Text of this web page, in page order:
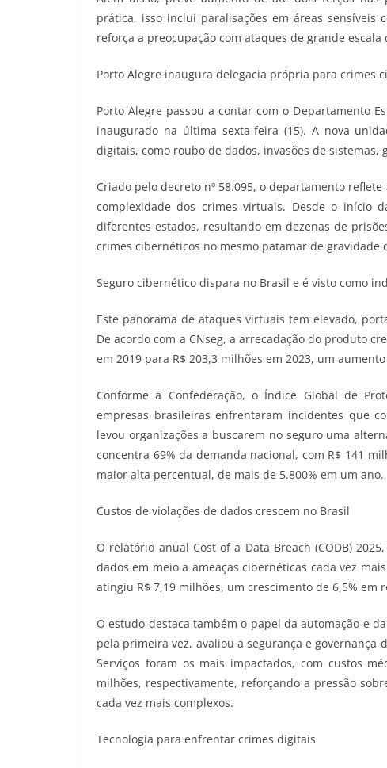
prática, isso inclui paralisações em áreas sensíveis
reforça a preocupação com ataques de grande
Porto Alegre inaugura delegacia própria para crimes
Porto Alegre passou a contar com o Departamento
inaugurado na última sexta-feira (15). A nova
digitais, como roubo de dados, invasões de
Criado pelo decreto nº 58.095, o departamento
complexidade dos crimes virtuais. Desde o início
diferentes estados, resultando em dezenas de
crimes cibernéticos no mesmo patamar de gravidade
Seguro cibernético dispara no Brasil e é visto como
Este panorama de ataques virtuais tem elevado,
De acordo com a CNseg, a arrecadação do produto
em 2019 para R$ 203,3 milhões em 2023, um
Conforme a Confederação, o Índice Global de
empresas brasileiras enfrentaram incidentes que
levou organizações a buscarem no seguro uma
concentra 69% da demanda nacional, com R$ 141
maior alta percentual, de mais de 5.800% em um ano.
Custos de violações de dados crescem no Brasil
O relatório anual Cost of a Data Breach (CODB)
dados em meio a ameaças cibernéticas cada vez
atingiu R$ 7,19 milhões, um crescimento de 6,5% em
O estudo destaca também o papel da automação e
pela primeira vez, avaliou a segurança e governança
Serviços foram os mais impactados, com custos
milhões, respectivamente, reforçando a pressão
cada vez mais complexos.
Tecnologia para enfrentar crimes digitais